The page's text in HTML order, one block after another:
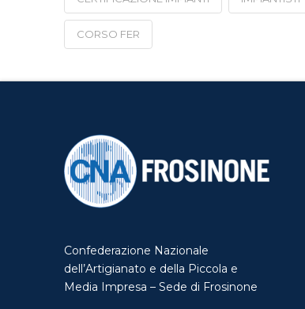
CORSO FER
Confederazione Nazionale
dell’Artigianato e della Piccola e
Media Impresa – Sede di Frosinone